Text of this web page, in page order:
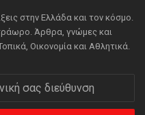
στην Ελλάδα και τον κόσμο.
Άρθρα, γνώμες και
Οικονομία και Αθλητικά.